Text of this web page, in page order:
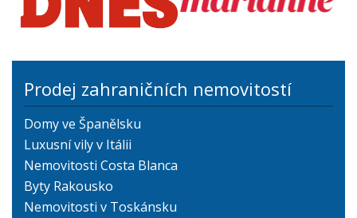
Prodej zahraničních nemovitostí
Domy ve Španělsku
Luxusní vily v Itálii
Nemovitosti Costa Blanca
Byty Rakousko
Nemovitosti v Toskánsku